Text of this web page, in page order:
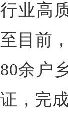
行业高
至目前
80余户
证，完